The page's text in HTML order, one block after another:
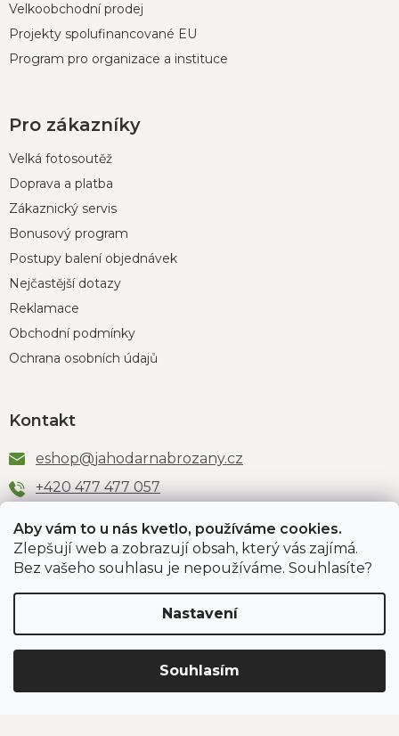
Aby vám to u nás kvetlo, používáme cookies.
Zlepšují web a zobrazují obsah, který vás zajímá.
Bez vašeho souhlasu je nepoužíváme. Souhlasíte?
Nastavení
Souhlasím
Velkoobchodní prodej
Projekty spolufinancované EU
Program pro organizace a instituce
Pro zákazníky
Velká fotosoutěž
Doprava a platba
Zákaznický servis
Bonusový program
Postupy balení objednávek
Nejčastější dotazy
Reklamace
Obchodní podmínky
Ochrana osobních údajů
Kontakt
eshop@jahodarnabrozany.cz
+420 477 477 057
Odběr newsletteru
PŘIHLÁSIT SE